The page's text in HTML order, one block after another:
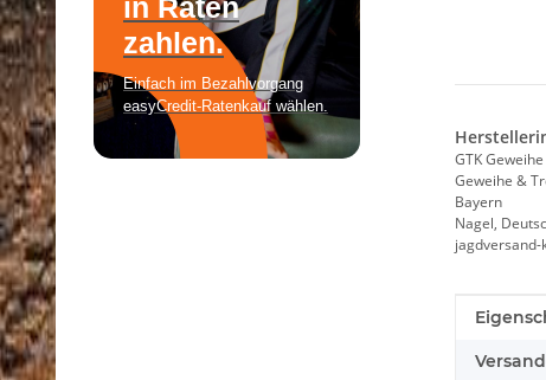
GTK
Geweihe &
Bayern
Nagel,
jagdversand-
Wert